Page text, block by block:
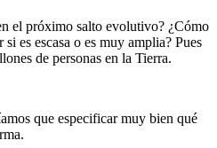
el próximo salto evolutivo? ¿Cómo
es escasa o es muy amplia? Pues
de personas en la Tierra.
que especificar muy bien qué